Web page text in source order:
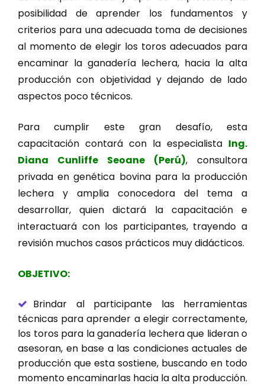
posibilidad de aprender los fundamentos y
criterios para una adecuada toma de decisiones
al momento de elegir los toros adecuados para
encaminar la ganadería lechera, hacia la alta
producción con objetividad y dejando de lado
aspectos poco técnicos.
Para cumplir este gran desafío, esta
capacitación contará con la especialista Ing.
Diana Cunliffe Seoane (Perú), consultora
privada en genética bovina para la producción
lechera y amplia conocedora del tema a
desarrollar, quien dictará la capacitación e
interactuará con los participantes, trayendo a
revisión muchos casos prácticos muy didácticos.
OBJETIVO:
Brindar al participante las herramientas
técnicas para aprender a elegir correctamente,
los toros para la ganadería lechera que lideran o
asesoran, en base a las condiciones actuales de
producción que esta sostiene, buscando en todo
momento encaminarlas hacia la alta producción.